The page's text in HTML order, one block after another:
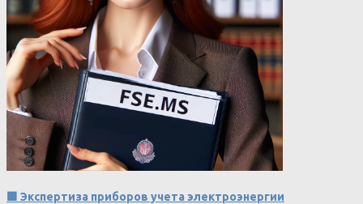
🟩 Экспертиза приборов учета электроэнергии